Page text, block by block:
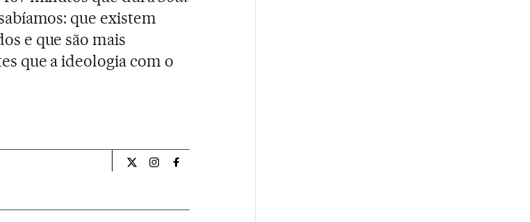
que existem
e que são mais
que a ideologia com o
Cultura El País Brasil en Twitter
Cultura El País Brasil en Instagram
Cultura El País Brasil en Facebook